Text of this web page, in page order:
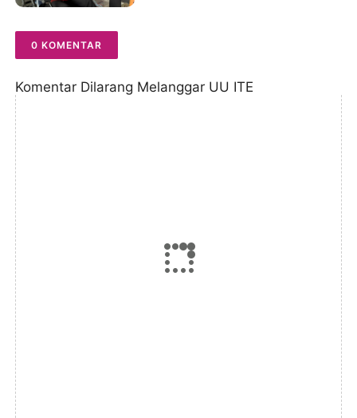
0 KOMENTAR
Komentar Dilarang Melanggar UU ITE